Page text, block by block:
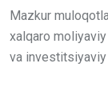
Mazkur
xalqaro
va